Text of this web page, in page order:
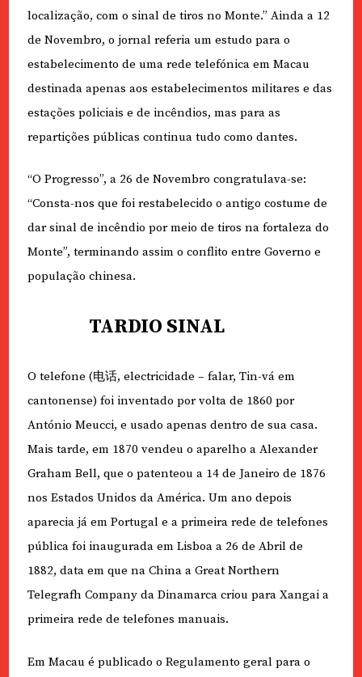
localização, com o sinal de tiros no Monte.” Ainda a 12
de Novembro, o jornal referia um estudo para o
estabelecimento de uma rede telefónica em Macau
destinada apenas aos estabelecimentos militares e das
estações policiais e de incêndios, mas para as
repartições públicas continua tudo como dantes.
“O Progresso”, a 26 de Novembro congratulava-se:
“Consta-nos que foi restabelecido o antigo costume de
dar sinal de incêndio por meio de tiros na fortaleza do
Monte”, terminando assim o conflito entre Governo e
população chinesa.
TARDIO SINAL
O telefone (电话, electricidade – falar, Tin-vá em
cantonense) foi inventado por volta de 1860 por
António Meucci, e usado apenas dentro de sua casa.
Mais tarde, em 1870 vendeu o aparelho a Alexander
Graham Bell, que o patenteou a 14 de Janeiro de 1876
nos Estados Unidos da América. Um ano depois
aparecia já em Portugal e a primeira rede de telefones
pública foi inaugurada em Lisboa a 26 de Abril de
1882, data em que na China a Great Northern
Telegrafh Company da Dinamarca criou para Xangai a
primeira rede de telefones manuais.
Em Macau é publicado o Regulamento geral para o